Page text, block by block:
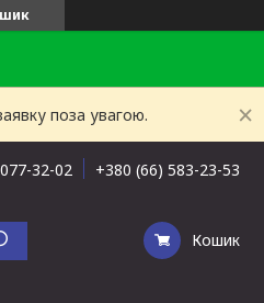
поза увагою.
32-02 +380 (66) 583-23-53
Кошик